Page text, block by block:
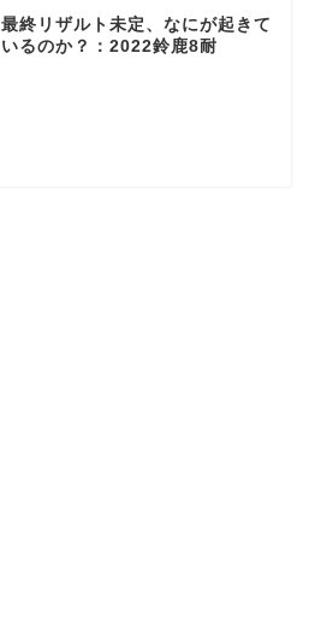
最終リザルト未定、なにが起きて
いるのか？：2022鈴鹿8耐